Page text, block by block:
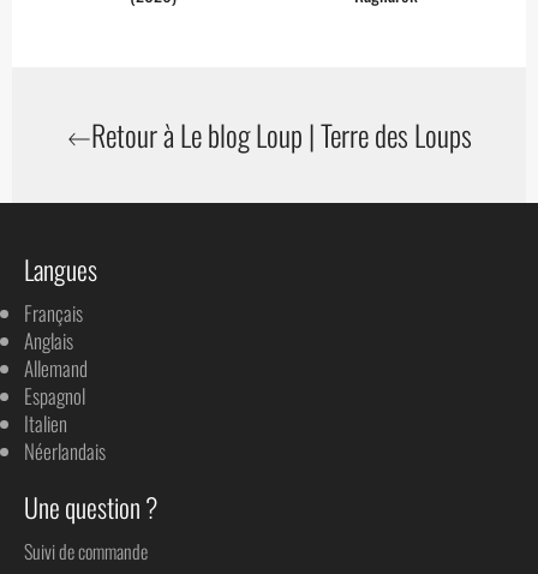
Retour à Le blog Loup | Terre des Loups
Langues
Français
Anglais
Allemand
Espagnol
Italien
Néerlandais
Une question ?
Suivi de commande